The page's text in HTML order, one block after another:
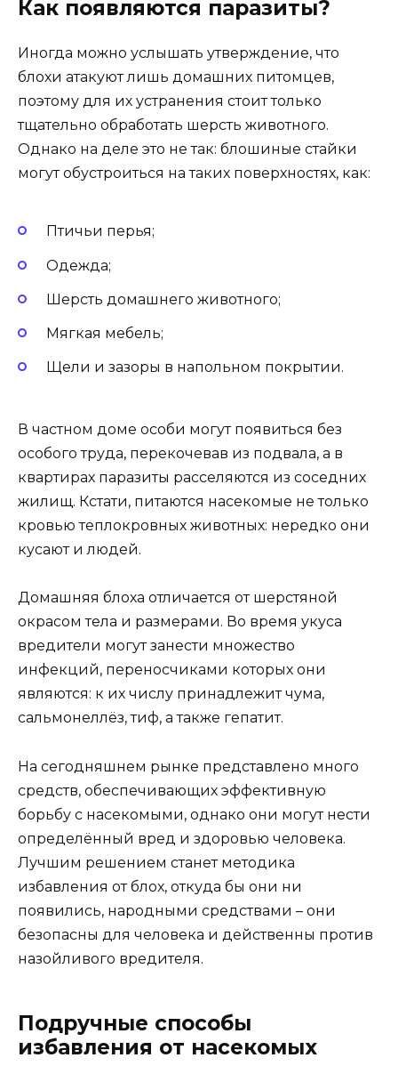
Как появляются паразиты?
Иногда можно услышать утверждение, что
блохи атакуют лишь домашних питомцев,
поэтому для их устранения стоит только
тщательно обработать шерсть животного.
Однако на деле это не так: блошиные стайки
могут обустроиться на таких поверхностях, как:
Птичьи перья;
Одежда;
Шерсть домашнего животного;
Мягкая мебель;
Щели и зазоры в напольном покрытии.
В частном доме особи могут появиться без
особого труда, перекочевав из подвала, а в
квартирах паразиты расселяются из соседних
жилищ. Кстати, питаются насекомые не только
кровью теплокровных животных: нередко они
кусают и людей.
Домашняя блоха отличается от шерстяной
окрасом тела и размерами. Во время укуса
вредители могут занести множество
инфекций, переносчиками которых они
являются: к их числу принадлежит чума,
сальмонеллёз, тиф, а также гепатит.
На сегодняшнем рынке представлено много
средств, обеспечивающих эффективную
борьбу с насекомыми, однако они могут нести
определённый вред и здоровью человека.
Лучшим решением станет методика
избавления от блох, откуда бы они ни
появились, народными средствами – они
безопасны для человека и действенны против
назойливого вредителя.
Подручные способы
избавления от насекомых